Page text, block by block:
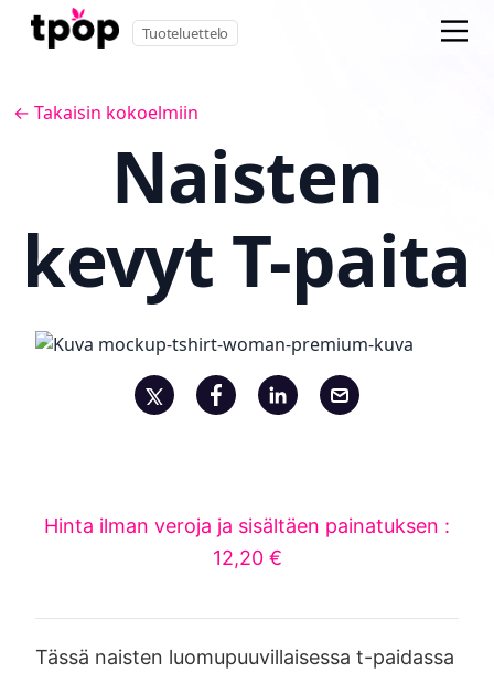
Tuoteluettelo
← Takaisin kokoelmiin
Naisten
kevyt T-paita
Hinta ilman veroja ja sisältäen painatuksen :
12,20 €
Tässä naisten luomupuuvillaisessa t-paidassa